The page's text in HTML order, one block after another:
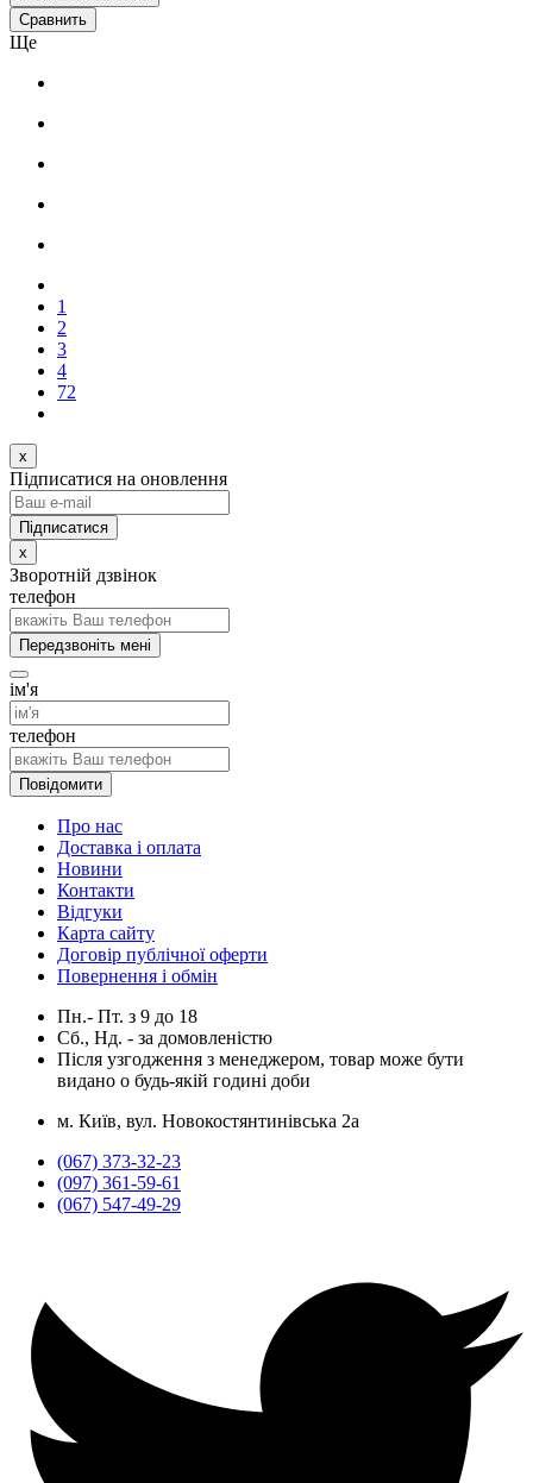
Сравнить
Ще
1
2
3
4
72
x
Підписатися на оновлення
x
Зворотній дзвінок
телефон
Передзвоніть мені
ім'я
телефон
Повідомити
Про нас
Доставка і оплата
Новини
Контакти
Відгуки
Карта сайту
Договір публічної оферти
Повернення і обмін
Пн.- Пт. з 9 до 18
Сб., Нд. - за домовленістю
Після узгодження з менеджером, товар може бути
видано о будь-якій годині доби
м. Київ, вул. Новокостянтинівська 2а
(067) 373-32-23
(097) 361-59-61
(067) 547-49-29